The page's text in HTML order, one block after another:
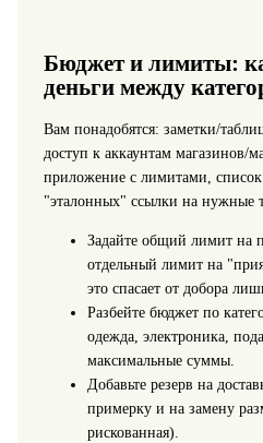
Бюджет и лимиты:
деньги между
Вам понадобятся: заметки/
доступ к аккаунтам магазинов/
приложение с лимитами, список
"эталонных" ссылки на нужные
Задайте общий лимит на
отдельный лимит на
это спасает от добора
Разбейте бюджет по
одежда, электроника,
максимальные суммы.
Добавьте резерв на
примерку и на замену
рискованная).